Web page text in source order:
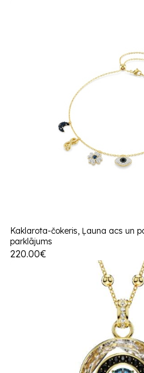
Kaklarota-čokeris, Ļauna acs un
parklājums
220.00€